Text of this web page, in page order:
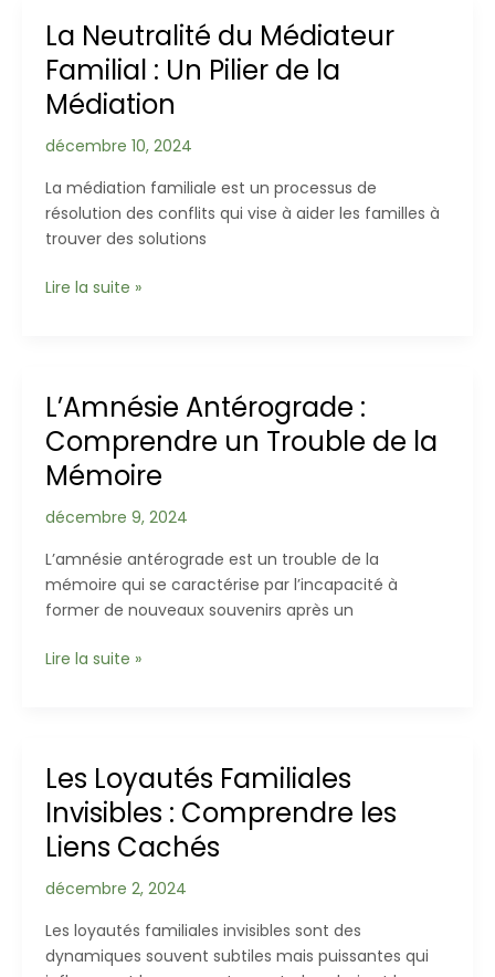
Familiale
Un
Outil
pour
Co-
parentalité
La Neutralité du Médiateur
Familial : Un Pilier de la
Médiation
décembre 10, 2024
La médiation familiale est un processus de
résolution des conflits qui vise à aider les familles à
trouver des solutions
La
Un
Pilier
de
la
Lire la suite »
L’Amnésie Antérograde :
Comprendre un Trouble de la
Mémoire
décembre 9, 2024
L’amnésie antérograde est un trouble de la
mémoire qui se caractérise par l’incapacité à
former de nouveaux souvenirs après un
L’Amnésie
Trouble
de
la
Mémoire
Lire la suite »
Les Loyautés Familiales
Invisibles : Comprendre les
Liens Cachés
décembre 2, 2024
Les loyautés familiales invisibles sont des
dynamiques souvent subtiles mais puissantes qui